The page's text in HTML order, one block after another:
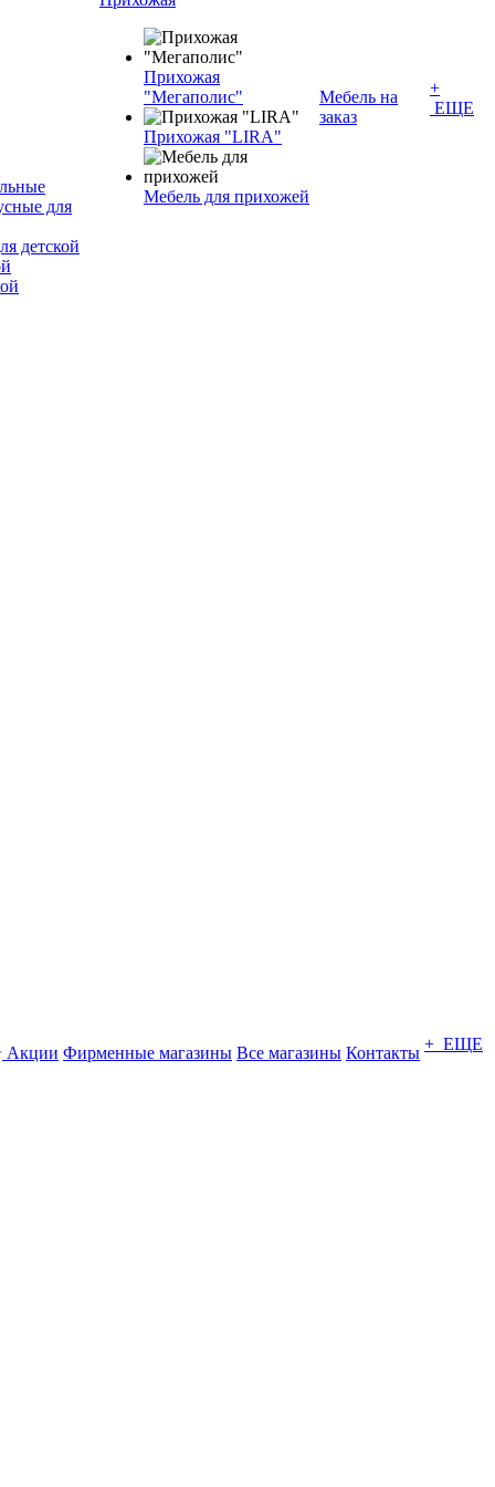
для
детской
Прихожая
"Мегаполис"
Прихожая "LIRA"
Мебель для прихожей
Мебель на
заказ
+
ЕЩЕ
Акции Фирменные магазины Все магазины Контакты + ЕЩЕ